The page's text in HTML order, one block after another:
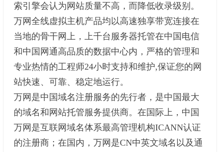
索引擎会认为网站质量不高，而降低收录级别。
万网全线虚拟主机产品均以高速独享带宽连接在
当地的骨干网上，上千台服务器托管在中国电信
和中国网通高品质的数据中心内，严格的管理和
专业热情的工程师24小时支持和维护,保证您的网
站快速、可靠、稳定地运行。
万网是中国域名注册服务的先行者，是中国最大
的域名和网站托管服务提供商。在国际上，中国
万网是互联网域名体系最高管理机构ICANN认证
的注册商；在国内，万网是CN中英文域名以及通